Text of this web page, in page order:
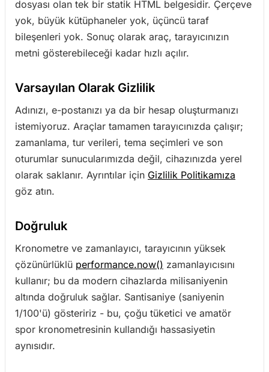
dosyası olan tek bir statik HTML belgesidir. Çerçeve
yok, büyük kütüphaneler yok, üçüncü taraf
bileşenleri yok. Sonuç olarak araç, tarayıcınızın
metni gösterebileceği kadar hızlı açılır.
Varsayılan Olarak Gizlilik
Adınızı, e-postanızı ya da bir hesap oluşturmanızı
istemiyoruz. Araçlar tamamen tarayıcınızda çalışır;
zamanlama, tur verileri, tema seçimleri ve son
oturumlar sunucularımızda değil, cihazınızda yerel
olarak saklanır. Ayrıntılar için Gizlilik Politikamıza
göz atın.
Doğruluk
Kronometre ve zamanlayıcı, tarayıcının yüksek
çözünürlüklü performance.now() zamanlayıcısını
kullanır; bu da modern cihazlarda milisaniyenin
altında doğruluk sağlar. Santisaniye (saniyenin
1/100'ü) gösteririz - bu, çoğu tüketici ve amatör
spor kronometresinin kullandığı hassasiyetin
aynısıdır.